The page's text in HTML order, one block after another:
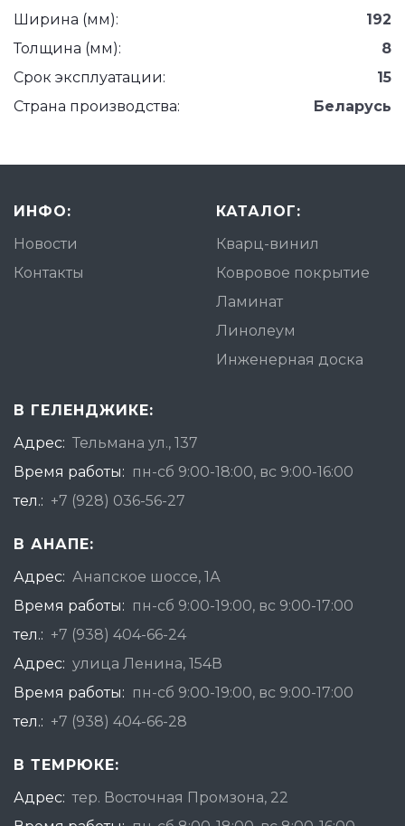
Ширина (мм):
192
Толщина (мм):
8
Срок эксплуатации:
15
Страна производства:
Беларусь
ИНФО:
Новости
Контакты
КАТАЛОГ:
Кварц-винил
Ковровое покрытие
Ламинат
Линолеум
Инженерная доска
В ГЕЛЕНДЖИКЕ:
Адрес: Тельмана ул., 137
Время работы: пн-сб 9:00-18:00, вс 9:00-16:00
тел.: +7 (928) 036-56-27
В АНАПЕ:
Адрес: Анапское шоссе, 1А
Время работы: пн-сб 9:00-19:00, вс 9:00-17:00
тел.: +7 (938) 404-66-24
Адрес: улица Ленина, 154В
Время работы: пн-сб 9:00-19:00, вс 9:00-17:00
тел.: +7 (938) 404-66-28
В ТЕМРЮКЕ:
Адрес: тер. Восточная Промзона, 22